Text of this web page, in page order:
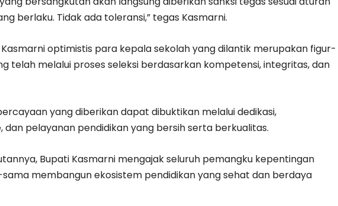
berlaku. Tidak ada toleransi,” tegas Kasmarni.
Kasmarni optimistis para kepala sekolah yang dilantik merupakan figur-
telah melalui proses seleksi berdasarkan kompetensi, integritas, dan
yang diberikan dapat dibuktikan melalui dedikasi,
dan pelayanan pendidikan yang bersih serta berkualitas.
Bupati Kasmarni mengajak seluruh pemangku kepentingan
membangun ekosistem pendidikan yang sehat dan berdaya